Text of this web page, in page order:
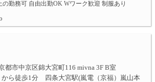
の勤務可 自由出勤OK Wワーク歓迎 制服あり
都市中京区錦大宮町116 mivna 3F B室
から徒歩1分 四条大宮駅(嵐電（京福）嵐山本